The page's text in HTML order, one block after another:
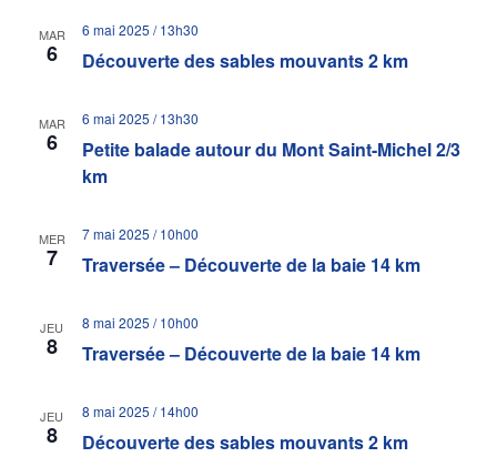
MAR
6 Découverte des sables mouvants 2 km
6 mai 2025 / 13h30
MAR
6
Petite balade autour du Mont Saint-Michel 2/3
km
6 mai 2025 / 13h30
MER
7 Traversée – Découverte de la baie 14 km
7 mai 2025 / 10h00
JEU
8 Traversée – Découverte de la baie 14 km
8 mai 2025 / 10h00
JEU
8 Découverte des sables mouvants 2 km
8 mai 2025 / 14h00